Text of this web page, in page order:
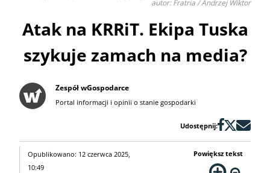
autor: Fratria / Andrzej Wiktor
Atak na KRRiT. Ekipa Tuska
szykuje zamach na media?
Zespół wGospodarce
Portal informacji i opinii o stanie gospodarki
Udostępnij:
Opublikowano: 12 czerwca 2025,
10:49
Powiększ tekst